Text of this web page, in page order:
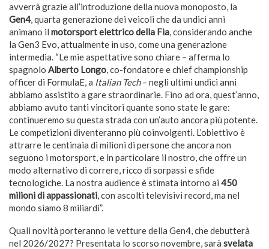
avverrà grazie all’introduzione della nuova monoposto, la
Gen4, quarta generazione dei veicoli che da undici anni
animano il motorsport elettrico della Fia , considerando anche
la Gen3 Evo, attualmente in uso, come una generazione
intermedia. “Le mie aspettative sono chiare – afferma lo
spagnolo Alberto Longo , co-fondatore e chief championship
officer di FormulaE, a Italian Tech– negli ultimi undici anni
abbiamo assistito a gare straordinarie. Fino ad ora, quest’anno,
abbiamo avuto tanti vincitori quante sono state le gare:
continueremo su questa strada con un’auto ancora più potente.
Le competizioni diventeranno più coinvolgenti. L’obiettivo è
attrarre le centinaia di milioni di persone che ancora non
seguono i motorsport, e in particolare il nostro, che offre un
modo alternativo di correre, ricco di sorpassi e sfide
tecnologiche. La nostra audience è stimata intorno ai 450
milioni di appassionati , con ascolti televisivi record, ma nel
mondo siamo 8 miliardi”.
Quali novità porteranno le vetture della Gen4, che debutterà
nel 2026/2027? Presentata lo scorso novembre, sarà svelata